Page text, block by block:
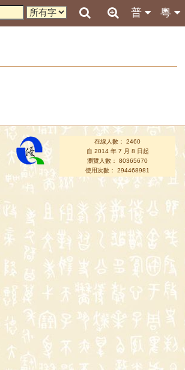
粵
普
在線人數： 2460
自 2014 年 7 月 8 日起
瀏覽人數： 80365670
使用次數： 294468981